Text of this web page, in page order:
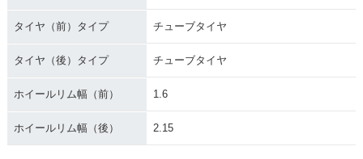
タイヤ（前）タイプ チューブタイヤ
タイヤ（後）タイプ チューブタイヤ
ホイールリム幅（前） 1.6
ホイールリム幅（後） 2.15